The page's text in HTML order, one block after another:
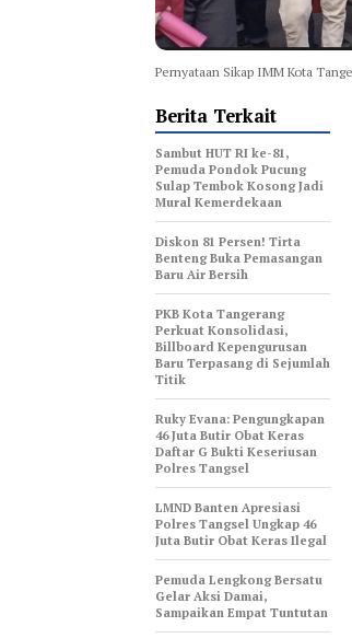
Pernyataan Sikap IMM Kota
Berita Terkait
Sambut HUT RI ke-81,
Pemuda Pondok Pucung
Sulap Tembok Kosong Jadi
Mural Kemerdekaan
Diskon 81 Persen! Tirta
Benteng Buka Pemasangan
Baru Air Bersih
‎PKB Kota Tangerang
Perkuat Konsolidasi,
Billboard Kepengurusan
Baru Terpasang di Sejumlah
Titik ‎
‎Ruky Evana: Pengungkapan
46 Juta Butir Obat Keras
Daftar G Bukti Keseriusan
Polres Tangsel
LMND Banten Apresiasi
Polres Tangsel Ungkap 46
Juta Butir Obat Keras Ilegal
Pemuda Lengkong Bersatu
Gelar Aksi Damai,
Sampaikan Empat Tuntutan